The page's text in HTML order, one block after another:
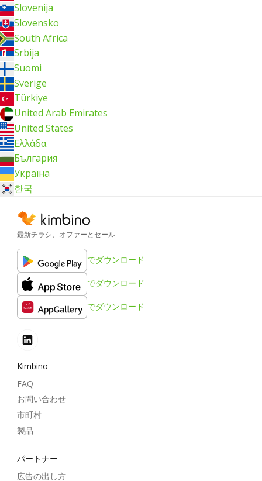
Slovenija
Slovensko
South Africa
Srbija
Suomi
Sverige
Türkiye
United Arab Emirates
United States
Ελλάδα
България
Україна
한국
最新チラシ、オファーとセール
でダウンロード
でダウンロード
でダウンロード
Kimbino
FAQ
お問い合わせ
市町村
製品
パートナー
広告の出し方